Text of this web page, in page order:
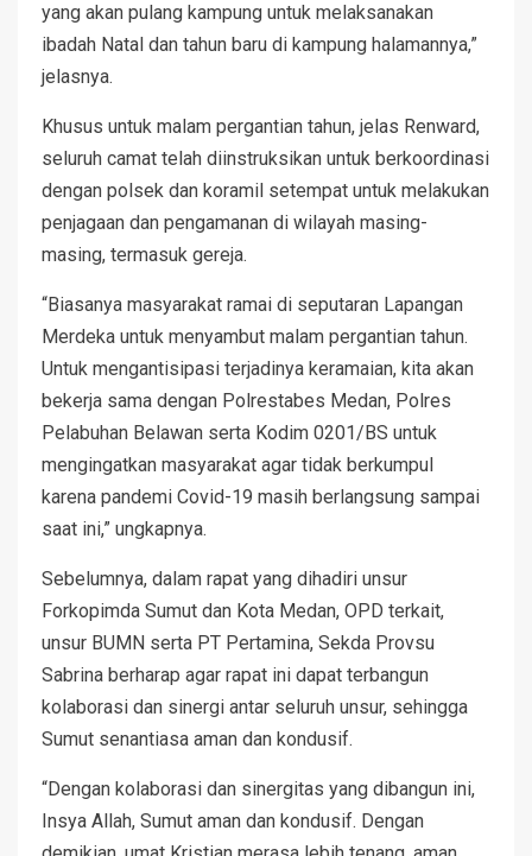
yang akan pulang kampung untuk melaksanakan
ibadah Natal dan tahun baru di kampung halamannya,”
jelasnya.
Khusus untuk malam pergantian tahun, jelas Renward,
seluruh camat telah diinstruksikan untuk berkoordinasi
dengan polsek dan koramil setempat untuk melakukan
penjagaan dan pengamanan di wilayah masing-
masing, termasuk gereja.
“Biasanya masyarakat ramai di seputaran Lapangan
Merdeka untuk menyambut malam pergantian tahun.
Untuk mengantisipasi terjadinya keramaian, kita akan
bekerja sama dengan Polrestabes Medan, Polres
Pelabuhan Belawan serta Kodim 0201/BS untuk
mengingatkan masyarakat agar tidak berkumpul
karena pandemi Covid-19 masih berlangsung sampai
saat ini,” ungkapnya.
Sebelumnya, dalam rapat yang dihadiri unsur
Forkopimda Sumut dan Kota Medan, OPD terkait,
unsur BUMN serta PT Pertamina, Sekda Provsu
Sabrina berharap agar rapat ini dapat terbangun
kolaborasi dan sinergi antar seluruh unsur, sehingga
Sumut senantiasa aman dan kondusif.
“Dengan kolaborasi dan sinergitas yang dibangun ini,
Insya Allah, Sumut aman dan kondusif. Dengan